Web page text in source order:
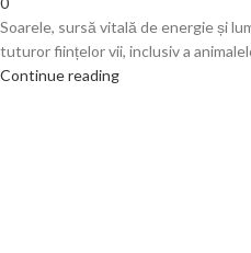
Soarele, sursă vitală de energie și
tuturor ființelor vii, inclusiv a
Continue reading